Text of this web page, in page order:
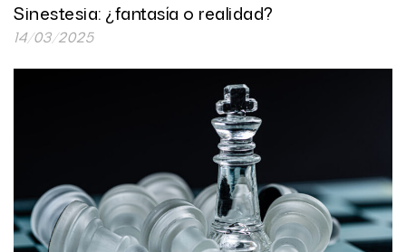
Sinestesia: ¿fantasía o realidad?
14/03/2025